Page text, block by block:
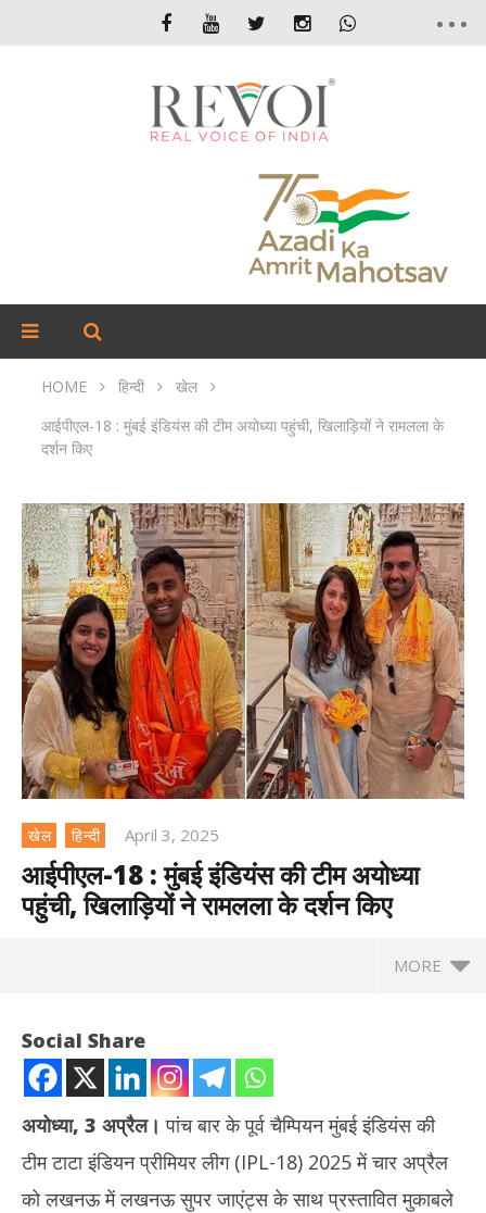
HOME हिन्दी
खेल
आईपीएल-18 : मुंबई इंडियंस की टीम अयोध्या पहुंची, खिलाड़ियों ने रामलला के
दर्शन किए
खेल हिन्दी April 3, 2025
आईपीएल-18 : मुंबई इंडियंस की टीम अयोध्या
पहुंची, खिलाड़ियों ने रामलला के दर्शन किए
MORE
Social Share
अयोध्या, 3 अप्रैल। पांच बार के पूर्व चैम्पियन मुंबई इंडियंस की
टीम टाटा इंडियन प्रीमियर लीग (IPL-18) 2025 में चार अप्रैल
को लखनऊ में लखनऊ सुपर जाएंट्स के साथ प्रस्तावित मुकाबले